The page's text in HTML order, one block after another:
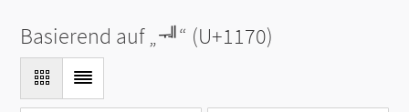
Basierend auf „ᅰ“ (U+1170)